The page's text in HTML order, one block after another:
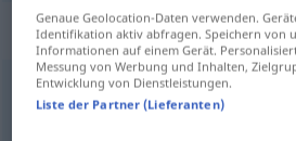
Synonyme für
Voranschlag,Schätzung,Zählung
Genaue Geolocation-Daten verwenden.
Identifikation aktiv abfragen. Speichern von
Informationen auf einem Gerät.
Messung von Werbung und Inhalten,
Entwicklung von Dienstleistungen.
Liste der Partner (Lieferanten)